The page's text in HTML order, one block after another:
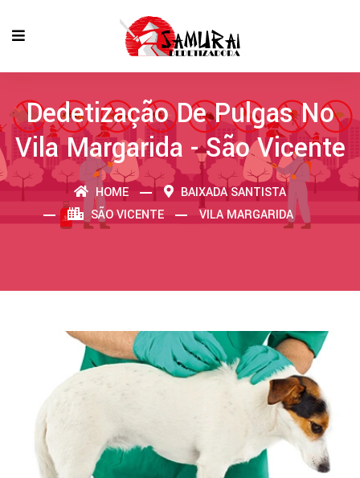
Dedetização De Pulgas No
Vila Margarida - São Vicente
HOME
BAIXADA SANTISTA
SÃO VICENTE
VILA MARGARIDA